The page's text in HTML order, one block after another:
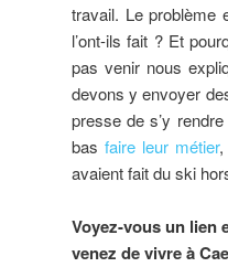
travail. Le problème
l’ont-ils fait ? Et
pas venir nous
devons y envoyer
presse de s’y
bas faire leur métier,
avaient fait du ski
Voyez-vous un lien
venez de vivre à